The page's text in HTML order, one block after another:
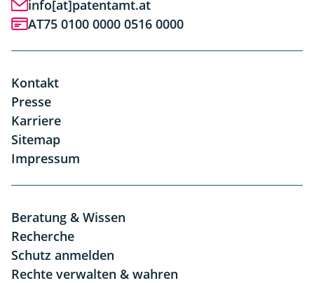
info[at]patentamt.at
AT75 0100 0000 0516 0000
Kontakt
Presse
Karriere
Sitemap
Impressum
Beratung & Wissen
Recherche
Schutz anmelden
Rechte verwalten & wahren